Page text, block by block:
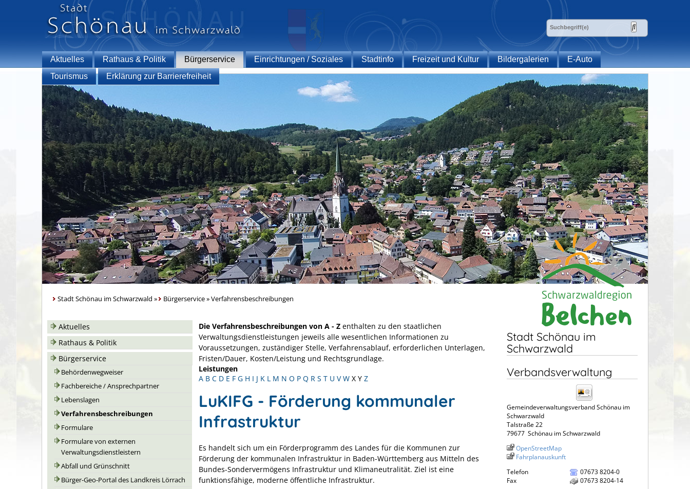
Aktuelles Rathaus & Politik Bürgerservice Einrichtungen / Soziales Stadtinfo Freizeit und Kultur Bildergalerien
E-Auto
Tourismus
Erklärung zur Barrierefreiheit
Stadt Schönau im Schwarzwald » Bürgerservice»Verfahrensbeschreibungen
Aktuelles
Rathaus & Politik
Bürgerservice
Behördenwegweiser
Fachbereiche / Ansprechpartner
Lebenslagen
Verfahrensbeschreibungen
Formulare
Formulare von externen
Verwaltungsdienstleistern
Abfall und Grünschnitt
Bürger-Geo-Portal des Landkreis Lörrach
Die Verfahrensbeschreibungen von A - Z enthalten zu den staatlichen
Verwaltungsdienstleistungen jeweils alle wesentlichen Informationen zu
Voraussetzungen, zuständiger Stelle, Verfahrensablauf, erforderlichen Unterlagen,
Fristen/Dauer, Kosten/Leistung und Rechtsgrundlage.
Leistungen
A B C D E F G H I J K L M N O P Q R S T U V W X Y Z
LuKIFG - Förderung kommunaler
Infrastruktur
Es handelt sich um ein Förderprogramm des Landes für die Kommunen zur
Förderung der kommunalen Infrastruktur in Baden-Württemberg aus Mitteln des
Bundes-Sondervermögens Infrastruktur und Klimaneutralität. Ziel ist eine
funktionsfähige, moderne öffentliche Infrastruktur.
Stadt Schönau im
Schwarzwald
Verbandsverwaltung
Gemeindeverwaltungsverband Schönau im
Schwarzwald
Talstraße 22
79677 Schönau im Schwarzwald
OpenStreetMap
Fahrplanauskunft
Telefon
07673 8204-0
Fax
07673 8204-14